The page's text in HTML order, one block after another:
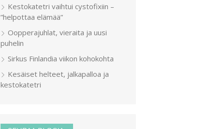
Kestokatetri vaihtui cystofixiin –
”helpottaa elämää”
Oopperajuhlat, vieraita ja uusi
puhelin
Sirkus Finlandia viikon kohokohta
Kesäiset helteet, jalkapalloa ja
kestokatetri